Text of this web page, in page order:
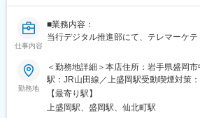
現在も就業されていらっしゃる先輩社
■キャリアパスについて：
入社後は、 個人のスキルや適性を生か
状況・上長からの推薦をふまえ、経営
リアアップをしていきます。
セールスパーソン：年収レンジ340～360
シニアセールスパーソン：年収レンジ
仕事内容
■業務内容：
当行デジタル推進部にて、テレマーケ
■業務詳細：
電話による各種商品の営業・提案・受
グ／インサイドセールス／コールセンタ
◇当行が提供する商品やサービスに関す
勤務地
＜勤務地詳細＞本店住所：岩手県盛岡
駅：JR山田線／上盛岡駅受動喫煙対策
囲：会社の定める事業所（リモートワー
【最寄り駅】
上盛岡駅、盛岡駅、仙北町駅